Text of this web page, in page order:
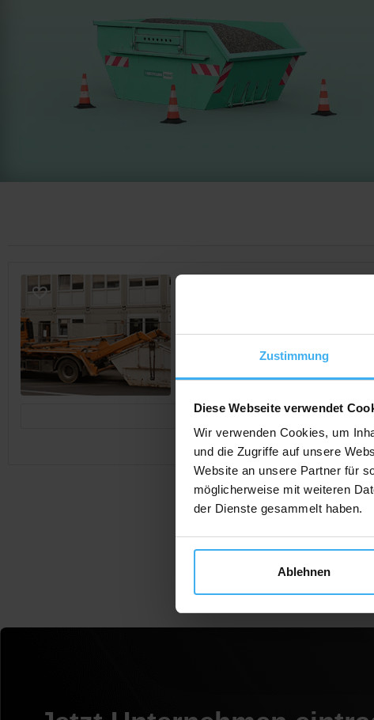
Zustimmung
Diese Webseite verwendet
Wir verwenden Cookies, um
und die Zugriffe auf unsere
Website an unsere Partner für
möglicherweise mit weiteren
der Dienste gesammelt haben.
Ablehnen
Friedrich-Ebert-Str. 97, 55286
Jetzt Anrufen